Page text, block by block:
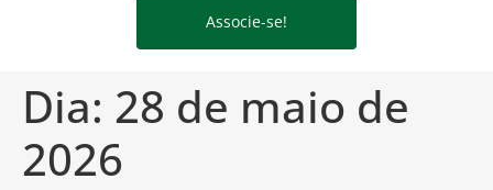
Associe-se!
Dia: 28 de maio de
2026